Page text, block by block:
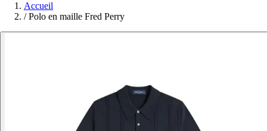
Accueil
/ Polo en maille Fred Perry